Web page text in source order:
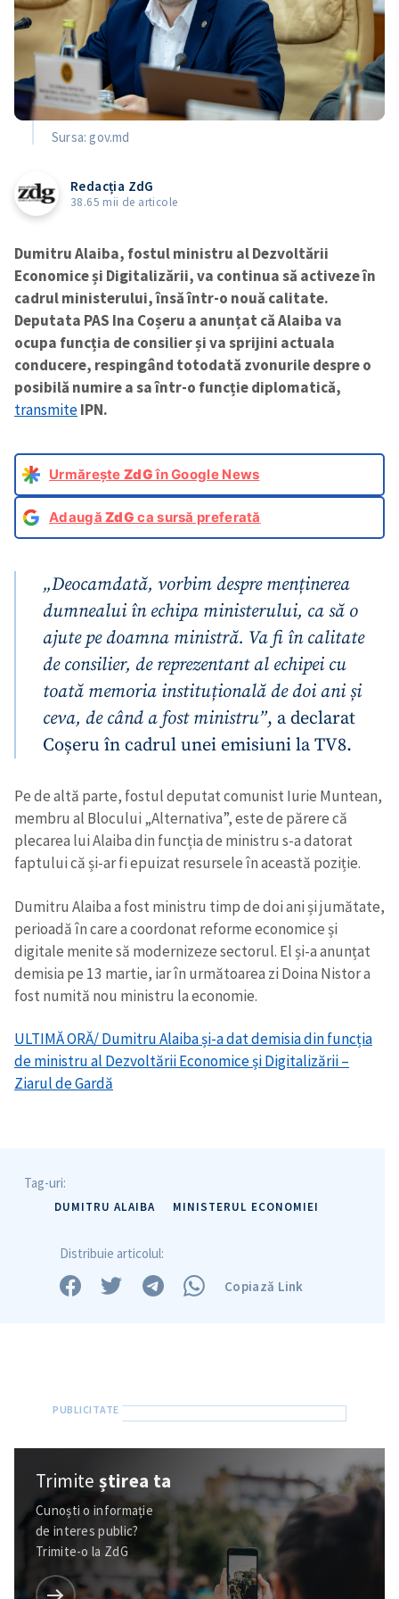
Sursa: gov.md
Redacția ZdG
38.65 mii de articole
Dumitru Alaiba, fostul ministru al Dezvoltării
Economice și Digitalizării, va continua să activeze în
cadrul ministerului, însă într-o nouă calitate.
Deputata PAS Ina Coșeru a anunțat că Alaiba va
ocupa funcția de consilier și va sprijini actuala
conducere, respingând totodată zvonurile despre o
posibilă numire a sa într-o funcție diplomatică,
transmiteIPN.
Urmărește ZdGîn Google News
AdaugăZdG ca sursă preferată
„Deocamdată, vorbim despre menținerea
dumnealui în echipa ministerului, ca să o
ajute pe doamna ministră. Va fi în calitate
de consilier, de reprezentant al echipei cu
toată memoria instituțională de doi ani și
ceva, de când a fost ministru”, a declarat
Coșeru în cadrul unei emisiuni la TV8.
Pe de altă parte, fostul deputat comunist Iurie Muntean,
membru al Blocului „Alternativa”, este de părere că
plecarea lui Alaiba din funcția de ministru s-a datorat
faptului că și-ar fi epuizat resursele în această poziție.
Dumitru Alaiba a fost ministru timp de doi ani și jumătate,
perioadă în care a coordonat reforme economice și
digitale menite să modernizeze sectorul. El și-a anunțat
demisia pe 13 martie, iar în următoarea zi Doina Nistor a
fost numită nou ministru la economie.
ULTIMĂ ORĂ/ Dumitru Alaiba și-a dat demisia din funcția
de ministru al Dezvoltării Economice și Digitalizării –
Ziarul de Gardă
Tag-uri:
DUMITRU ALAIBA MINISTERUL ECONOMIEI
Distribuie articolul:
Copiază Link
Trimiteștirea ta
Cunoști o informație
de interes public?
Trimite-o la ZdG